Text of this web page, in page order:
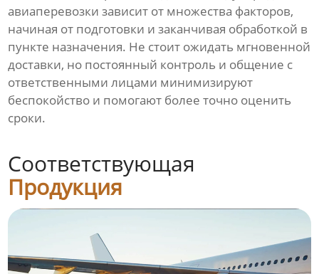
авиаперевозки зависит от множества факторов,
начиная от подготовки и заканчивая обработкой в
пункте назначения. Не стоит ожидать мгновенной
доставки, но постоянный контроль и общение с
ответственными лицами минимизируют
беспокойство и помогают более точно оценить
сроки.
Соответствующая
Продукция